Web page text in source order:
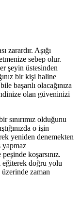
zarardır. Aşığı
sebep olur.
şeyin üstesinden
bir kişi haline
başarılı olacağınıza
olan güveninizi
sınırımız olduğunu
o işin
yeniden denemekten
yapmaz
koşarsınız.
eğiterek doğru yolu
zaman